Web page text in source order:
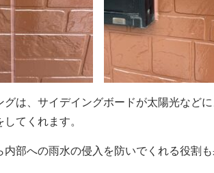
グは、サイデイングボードが太陽光など
てくれます。
内部への雨水の侵入を防いでくれる役割も